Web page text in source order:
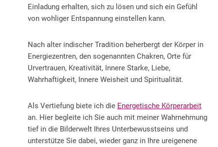
Einladung erhalten, sich zu lösen und sich ein Gefühl
von wohliger Entspannung einstellen kann.
Nach alter indischer Tradition beherbergt der Körper in
Energiezentren, den sogenannten Chakren, Orte für
Urvertrauen, Kreativität, Innere Starke, Liebe,
Wahrhaftigkeit, Innere Weisheit und Spiritualität.
Als Vertiefung biete ich die Energetische Körperarbeit
an. Hier begleite ich Sie auch mit meiner Wahrnehmung
tief in die Bilderwelt Ihres Unterbewusstseins und
unterstütze Sie dabei, wieder ganz in Ihre ureigenene